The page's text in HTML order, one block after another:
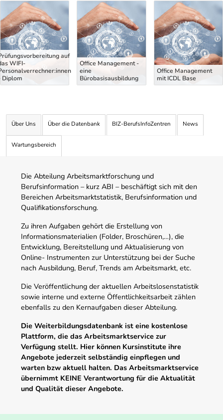
Uber Weiterbildungsvorschläge
auf
WIFI-
Diplom
Office Management -
eine
Bürobasisausbildung
Office Management
mit ICDL Base
Über Uns Über die Datenbank BIZ-BerufsInfoZentren News
Wartungsbereich
Die Abteilung Arbeitsmarktforschung und
Berufsinformation – kurz ABI – beschäftigt sich mit den
Bereichen Arbeitsmarktstatistik, Berufsinformation und
Qualifikationsforschung.
Zu ihren Aufgaben gehört die Erstellung von
Informationsmaterialien (Folder, Broschüren,…), die
Entwicklung, Bereitstellung und Aktualisierung von
Online- Instrumenten zur Unterstützung bei der Suche
nach Ausbildung, Beruf, Trends am Arbeitsmarkt, etc.
Die Veröffentlichung der aktuellen Arbeitslosenstatistik
sowie interne und externe Öffentlichkeitsarbeit zählen
ebenfalls zu den Kernaufgaben dieser Abteilung.
Die Weiterbildungsdatenbank ist eine kostenlose
Plattform, die das Arbeitsmarktservice zur
Verfügung stellt. Hier können Kursinstitute ihre
Angebote jederzeit selbständig einpflegen und
warten bzw aktuell halten. Das Arbeitsmarktservice
übernimmt KEINE Verantwortung für die Aktualität
und Qualität dieser Angebote.